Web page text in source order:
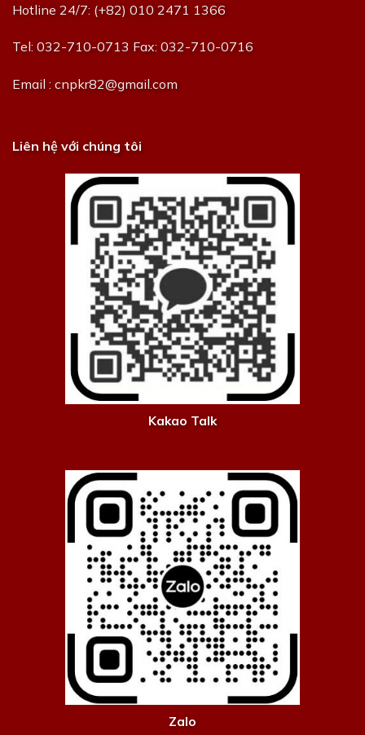
Hotline 24/7: (+82) 010 2471 1366
Tel: 032-710-0713 Fax: 032-710-0716
Email : cnpkr82@gmail.com
Liên hệ với chúng tôi
Kakao Talk
Zalo